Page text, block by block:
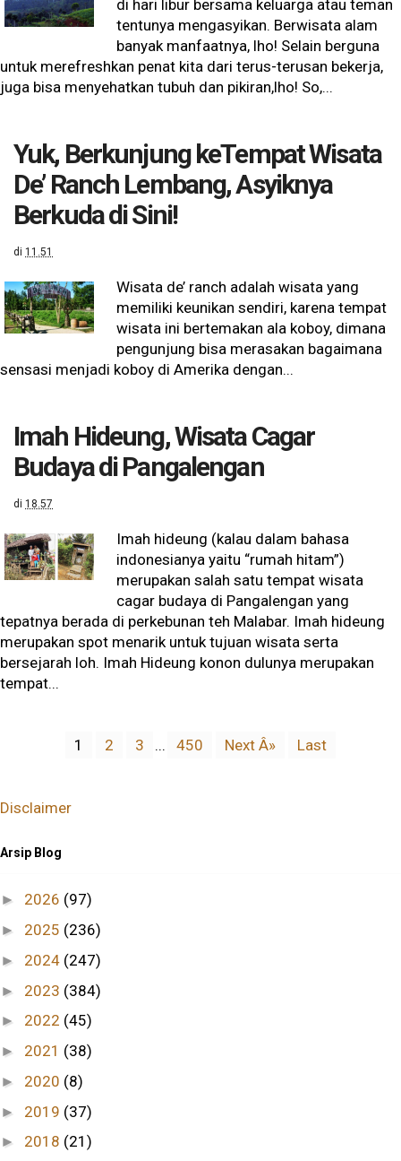
di hari libur bersama keluarga atau teman
tentunya mengasyikan. Berwisata alam
banyak manfaatnya, lho! Selain berguna
untuk merefreshkan penat kita dari terus-terusan bekerja,
juga bisa menyehatkan tubuh dan pikiran,lho! So,...
Yuk, Berkunjung keTempat Wisata
De’ Ranch Lembang, Asyiknya
Berkuda di Sini!
di 11.51
Wisata de’ ranch adalah wisata yang
memiliki keunikan sendiri, karena tempat
wisata ini bertemakan ala koboy, dimana
pengunjung bisa merasakan bagaimana
sensasi menjadi koboy di Amerika dengan...
Imah Hideung, Wisata Cagar
Budaya di Pangalengan
di 18.57
Imah hideung (kalau dalam bahasa
indonesianya yaitu “rumah hitam”)
merupakan salah satu tempat wisata
cagar budaya di Pangalengan yang
tepatnya berada di perkebunan teh Malabar. Imah hideung
merupakan spot menarik untuk tujuan wisata serta
bersejarah loh. Imah Hideung konon dulunya merupakan
tempat...
1 2 3 ... 450 Next Â» Last
Disclaimer
Arsip Blog
► 2026 (97)
► 2025 (236)
► 2024 (247)
► 2023 (384)
► 2022 (45)
► 2021 (38)
► 2020 (8)
► 2019 (37)
► 2018 (21)